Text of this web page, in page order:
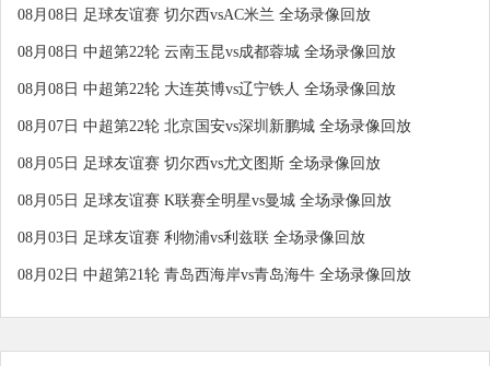
08月08日 足球友谊赛 切尔西vsAC米兰 全场录像回放
08月08日 中超第22轮 云南玉昆vs成都蓉城 全场录像回放
08月08日 中超第22轮 大连英博vs辽宁铁人 全场录像回放
08月07日 中超第22轮 北京国安vs深圳新鹏城 全场录像回放
08月05日 足球友谊赛 切尔西vs尤文图斯 全场录像回放
08月05日 足球友谊赛 K联赛全明星vs曼城 全场录像回放
08月03日 足球友谊赛 利物浦vs利兹联 全场录像回放
08月02日 中超第21轮 青岛西海岸vs青岛海牛 全场录像回放